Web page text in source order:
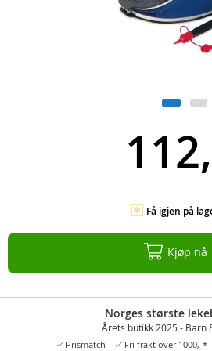
Få igjen på
Kjøp nå
Norges største
Årets butikk 2025 - Barn
Prismatch Fri frakt over 1000,-*